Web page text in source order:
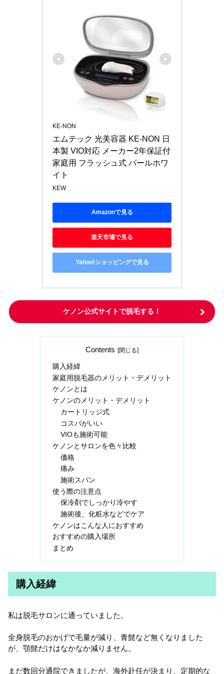
KE-NON
エムテック 光美容器 KE-NON 日
本製 VIO対応 メーカー2年保証付
家庭用 フラッシュ式 パールホワ
イト
KEW
Amazonで見る
楽天市場で見る
Yahoo!ショッピングで見る
ケノン公式サイトで脱毛する！
Contents
購入経緯
家庭用脱毛器のメリット・デメリット
ケノンとは
ケノンのメリット・デメリット
カートリッジ式
コスパがいい
VIOも施術可能
ケノンとサロンを色々比較
価格
痛み
施術スパン
使う際の注意点
保冷剤でしっかり冷やす
施術後、化粧水などでケア
ケノンはこんな人におすすめ
おすすめの購入場所
まとめ
購入経緯
私は脱毛サロンに通っていました。
全身脱毛のおかげで毛量が減り、青髭など無くなりました
が、顎髭だけはなかなか減りません。
まだ数回分通院できましたが、海外赴任が決まり、定期的な